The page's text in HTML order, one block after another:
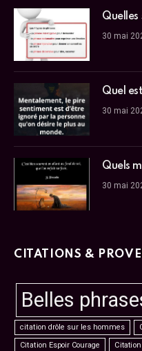
Quelles
30 mai
Quel
30 mai
Quels
30 mai
CITATIONS &
Belles
citation drôle sur les hommes
Citation Espoir Courage